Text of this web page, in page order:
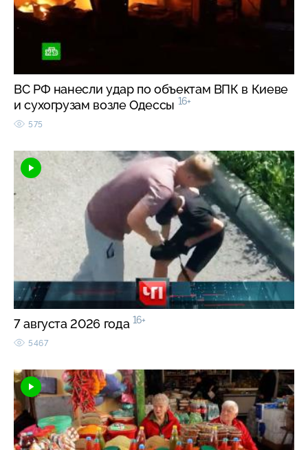
ВС РФ нанесли удар по объектам ВПК в Киеве
и сухогрузам возле Одессы 16+
575
7 августа 2026 года 16+
5467